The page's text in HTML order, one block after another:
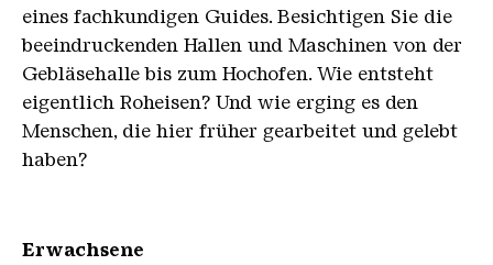
eines fachkundigen Guides. Besichtigen Sie die
beeindruckenden Hallen und Maschinen von der
Gebläsehalle bis zum Hochofen. Wie entsteht
eigentlich Roheisen? Und wie erging es den
Menschen, die hier früher gearbeitet und gelebt
haben?
Erwachsene